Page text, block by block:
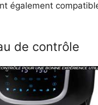
également
de contrôle